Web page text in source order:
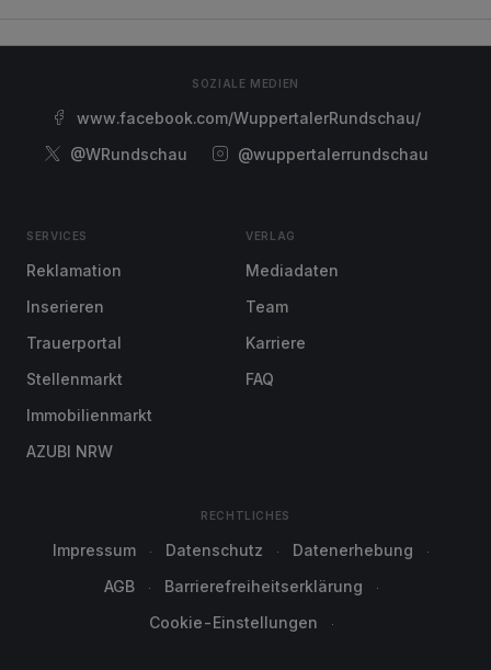
SOZIALE MEDIEN
www.facebook.com/WuppertalerRundschau/
@WRundschau
@wuppertalerrundschau
SERVICES
Reklamation
Inserieren
Trauerportal
Stellenmarkt
Immobilienmarkt
AZUBI NRW
VERLAG
Mediadaten
Team
Karriere
FAQ
RECHTLICHES
Impressum Datenschutz
Datenerhebung
AGB
Barrierefreiheitserklärung
Cookie-Einstellungen